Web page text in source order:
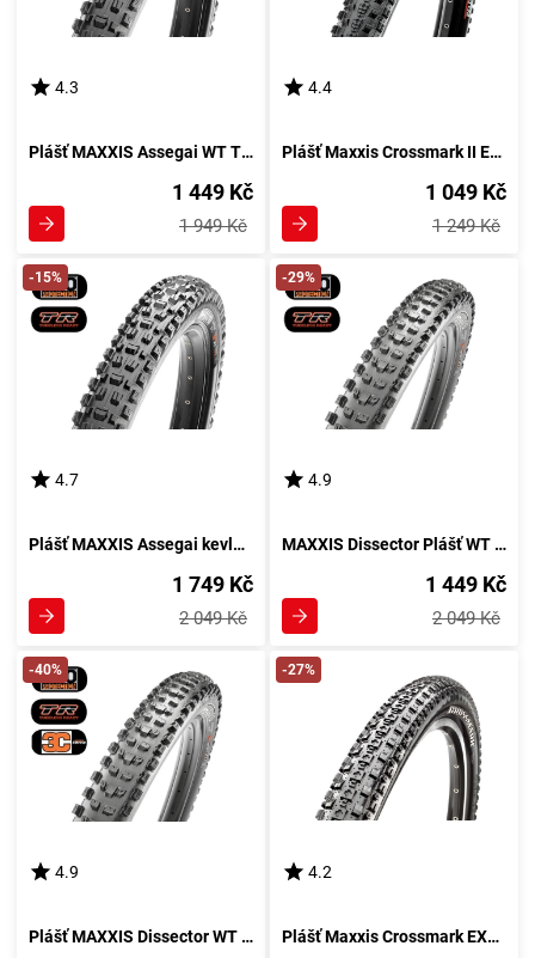
4.3
Plášť MAXXIS Assegai WT TR 3C Maxx Grip DH - kevlar
1 449 Kč
1 949 Kč
4.4
Plášť Maxxis Crossmark II EXO TR - kevlar
1 049 Kč
1 249 Kč
-15%
4.7
Plášť MAXXIS Assegai kevlar EXO TR
1 749 Kč
2 049 Kč
-29%
4.9
MAXXIS Dissector Plášť WT EXO TR
1 449 Kč
2 049 Kč
-40%
4.9
Plášť MAXXIS Dissector WT EXO TR 3C Maxx Terra - kevlar
-27%
4.2
Plášť Maxxis Crossmark EXO TR